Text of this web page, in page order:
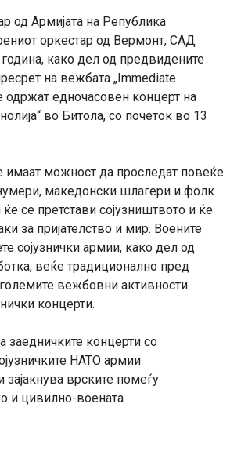
од Армијата на Република
оркестар од Вермонт, САД
како дел од предвидените
на вежбата „Immediate
одржат едночасовен концерт на
во Битола, со почеток во 13
имаат можност да проследат повеќе
македонски шлагери и фолк
се претстави сојузништвото и ќе
за пријателство и мир. Воените
сојузнички армии, како дел од
веќе традиционално пред
вежбовни активности
концерти.
заедничките концерти со
НАТО армии
зајакнува врските помеѓу
и цивилно-воената